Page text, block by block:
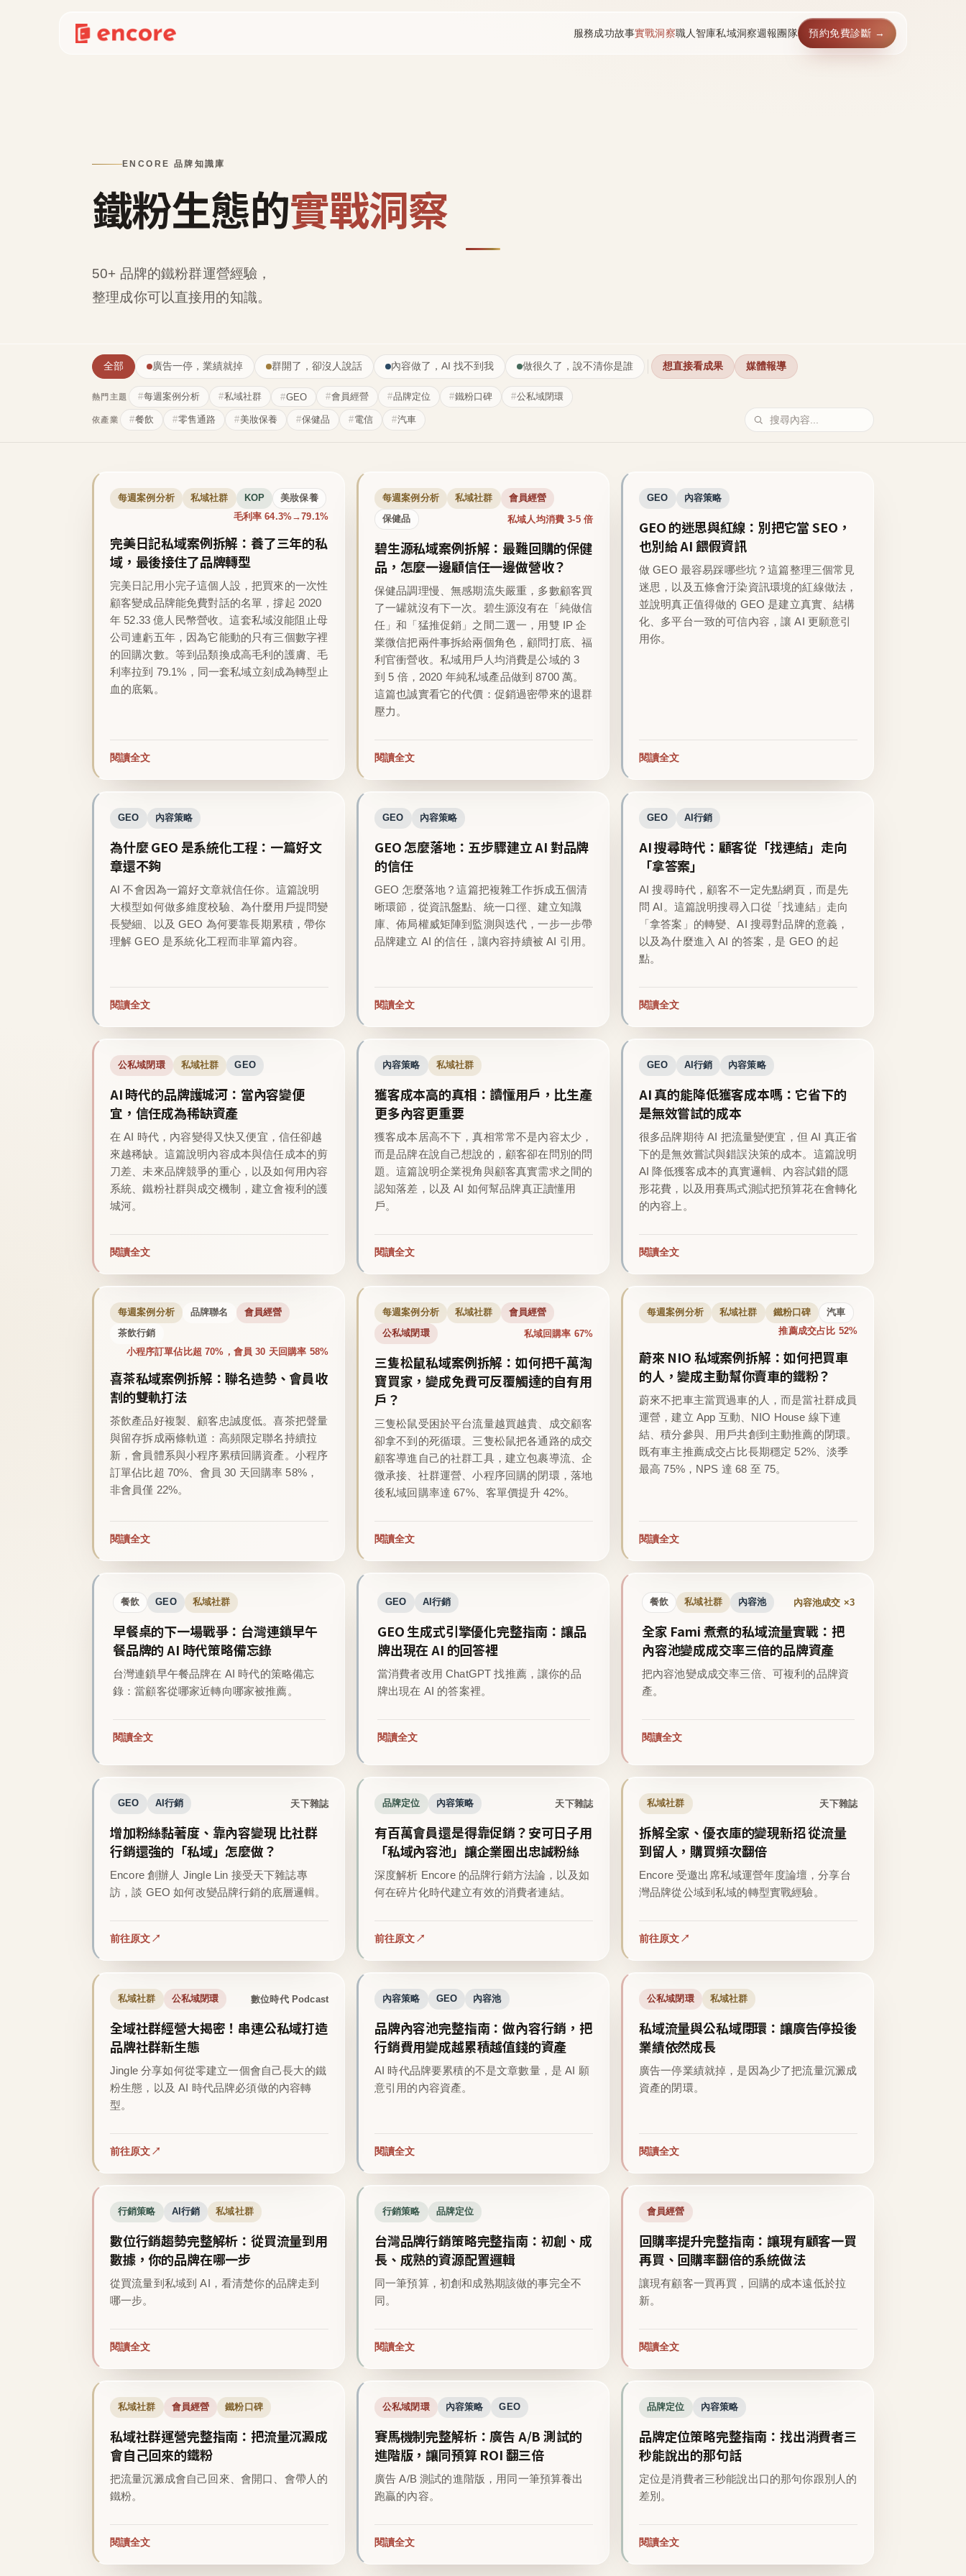
服務成功故事實戰洞察職人智庫私域洞察週報團隊 預約免費診斷 →
ENCORE 品牌知識庫
鐵粉生態的實戰洞察
50+ 品牌的鐵粉群運營經驗，
整理成你可以直接用的知識。
全部 廣告一停，業績就掉 群開了，卻沒人說話 內容做了，AI 找不到我 做很久了，說不清你是誰 想直接看成果 媒體報導
熱門主題 每週案例分析 私域社群 GEO 會員經營 品牌定位 鐵粉口碑 公私域閉環
依產業 餐飲 零售通路 美妝保養 保健品 電信 汽車
每週案例分析 私域社群 KOP 美妝保養
毛利率 64.3%→79.1%
完美日記私域案例拆解：養了三年的私
域，最後接住了品牌轉型
完美日記用小完子這個人設，把買來的一次性
顧客變成品牌能免費對話的名單，撐起 2020
年 52.33 億人民幣營收。這套私域沒能阻止母
公司連虧五年，因為它能動的只有三個數字裡
的回購次數。等到品類換成高毛利的護膚、毛
利率拉到 79.1%，同一套私域立刻成為轉型止
血的底氣。
閱讀全文
每週案例分析 私域社群 會員經營
保健品 私域人均消費 3-5 倍
碧生源私域案例拆解：最難回購的保健
品，怎麼一邊顧信任一邊做營收？
保健品調理慢、無感期流失嚴重，多數顧客買
了一罐就沒有下一次。碧生源沒有在「純做信
任」和「猛推促銷」之間二選一，用雙 IP 企
業微信把兩件事拆給兩個角色，顧問打底、福
利官衝營收。私域用戶人均消費是公域的 3
到 5 倍，2020 年純私域產品做到 8700 萬。
這篇也誠實看它的代價：促銷過密帶來的退群
壓力。
閱讀全文
GEO 內容策略
GEO 的迷思與紅線：別把它當 SEO，
也別給 AI 餵假資訊
做 GEO 最容易踩哪些坑？這篇整理三個常見
迷思，以及五條會汙染資訊環境的紅線做法，
並說明真正值得做的 GEO 是建立真實、結構
化、多平台一致的可信內容，讓 AI 更願意引
用你。
閱讀全文
GEO 內容策略
為什麼 GEO 是系統化工程：一篇好文
章還不夠
AI 不會因為一篇好文章就信任你。這篇說明
大模型如何做多維度校驗、為什麼用戶提問變
長變細、以及 GEO 為何要靠長期累積，帶你
理解 GEO 是系統化工程而非單篇內容。
閱讀全文
GEO 內容策略
GEO 怎麼落地：五步驟建立 AI 對品牌
的信任
GEO 怎麼落地？這篇把複雜工作拆成五個清
晰環節，從資訊盤點、統一口徑、建立知識
庫、佈局權威矩陣到監測與迭代，一步一步帶
品牌建立 AI 的信任，讓內容持續被 AI 引用。
閱讀全文
GEO AI行銷
AI 搜尋時代：顧客從「找連結」走向
「拿答案」
AI 搜尋時代，顧客不一定先點網頁，而是先
問 AI。這篇說明搜尋入口從「找連結」走向
「拿答案」的轉變、AI 搜尋對品牌的意義，
以及為什麼進入 AI 的答案，是 GEO 的起
點。
閱讀全文
公私域閉環 私域社群 GEO
AI 時代的品牌護城河：當內容變便
宜，信任成為稀缺資產
在 AI 時代，內容變得又快又便宜，信任卻越
來越稀缺。這篇說明內容成本與信任成本的剪
刀差、未來品牌競爭的重心，以及如何用內容
系統、鐵粉社群與成交機制，建立會複利的護
城河。
閱讀全文
內容策略 私域社群
獲客成本高的真相：讀懂用戶，比生產
更多內容更重要
獲客成本居高不下，真相常常不是內容太少，
而是品牌在說自己想說的，顧客卻在問別的問
題。這篇說明企業視角與顧客真實需求之間的
認知落差，以及 AI 如何幫品牌真正讀懂用
戶。
閱讀全文
GEO AI行銷 內容策略
AI 真的能降低獲客成本嗎：它省下的
是無效嘗試的成本
很多品牌期待 AI 把流量變便宜，但 AI 真正省
下的是無效嘗試與錯誤決策的成本。這篇說明
AI 降低獲客成本的真實邏輯、內容試錯的隱
形花費，以及用賽馬式測試把預算花在會轉化
的內容上。
閱讀全文
每週案例分析 品牌聯名 會員經營
茶飲行銷
小程序訂單佔比超 70%，會員 30 天回購率 58%
喜茶私域案例拆解：聯名造勢、會員收
割的雙軌打法
茶飲產品好複製、顧客忠誠度低。喜茶把聲量
與留存拆成兩條軌道：高頻限定聯名持續拉
新，會員體系與小程序累積回購資產。小程序
訂單佔比超 70%、會員 30 天回購率 58%，
非會員僅 22%。
閱讀全文
每週案例分析 私域社群 會員經營
公私域閉環 私域回購率 67%
三隻松鼠私域案例拆解：如何把千萬淘
寶買家，變成免費可反覆觸達的自有用
戶？
三隻松鼠受困於平台流量越買越貴、成交顧客
卻拿不到的死循環。三隻松鼠把各通路的成交
顧客導進自己的社群工具，建立包裹導流、企
微承接、社群運營、小程序回購的閉環，落地
後私域回購率達 67%、客單價提升 42%。
閱讀全文
每週案例分析 私域社群 鐵粉口碑 汽車
推薦成交占比 52%
蔚來 NIO 私域案例拆解：如何把買車
的人，變成主動幫你賣車的鐵粉？
蔚來不把車主當買過車的人，而是當社群成員
運營，建立 App 互動、NIO House 線下連
結、積分參與、用戶共創到主動推薦的閉環。
既有車主推薦成交占比長期穩定 52%、淡季
最高 75%，NPS 達 68 至 75。
閱讀全文
餐飲 GEO 私域社群
早餐桌的下一場戰爭：台灣連鎖早午
餐品牌的 AI 時代策略備忘錄
台灣連鎖早午餐品牌在 AI 時代的策略備忘
錄：當顧客從哪家近轉向哪家被推薦。
閱讀全文
GEO AI行銷
GEO 生成式引擎優化完整指南：讓品
牌出現在 AI 的回答裡
當消費者改用 ChatGPT 找推薦，讓你的品
牌出現在 AI 的答案裡。
閱讀全文
餐飲 私域社群 內容池 內容池成交 ×3
全家 Fami 煮煮的私域流量實戰：把
內容池變成成交率三倍的品牌資產
把內容池變成成交率三倍、可複利的品牌資
產。
閱讀全文
GEO AI行銷 天下雜誌
增加粉絲黏著度、靠內容變現 比社群
行銷還強的「私域」怎麼做？
Encore 創辦人 Jingle Lin 接受天下雜誌專
訪，談 GEO 如何改變品牌行銷的底層邏輯。
前往原文
品牌定位 內容策略 天下雜誌
有百萬會員還是得靠促銷？安可日子用
「私域內容池」讓企業圈出忠誠粉絲
深度解析 Encore 的品牌行銷方法論，以及如
何在碎片化時代建立有效的消費者連結。
前往原文
私域社群 天下雜誌
拆解全家、優衣庫的變現新招 從流量
到留人，購買頻次翻倍
Encore 受邀出席私域運營年度論壇，分享台
灣品牌從公域到私域的轉型實戰經驗。
前往原文
私域社群 公私域閉環 數位時代 Podcast
全域社群經營大揭密！串連公私域打造
品牌社群新生態
Jingle 分享如何從零建立一個會自己長大的鐵
粉生態，以及 AI 時代品牌必須做的內容轉
型。
前往原文
內容策略 GEO 內容池
品牌內容池完整指南：做內容行銷，把
行銷費用變成越累積越值錢的資產
AI 時代品牌要累積的不是文章數量，是 AI 願
意引用的內容資產。
閱讀全文
公私域閉環 私域社群
私域流量與公私域閉環：讓廣告停投後
業績依然成長
廣告一停業績就掉，是因為少了把流量沉澱成
資產的閉環。
閱讀全文
行銷策略 AI行銷 私域社群
數位行銷趨勢完整解析：從買流量到用
數據，你的品牌在哪一步
從買流量到私域到 AI，看清楚你的品牌走到
哪一步。
閱讀全文
行銷策略 品牌定位
台灣品牌行銷策略完整指南：初創、成
長、成熟的資源配置邏輯
同一筆預算，初創和成熟期該做的事完全不
同。
閱讀全文
會員經營
回購率提升完整指南：讓現有顧客一買
再買、回購率翻倍的系統做法
讓現有顧客一買再買，回購的成本遠低於拉
新。
閱讀全文
私域社群 會員經營 鐵粉口碑
私域社群運營完整指南：把流量沉澱成
會自己回來的鐵粉
把流量沉澱成會自己回來、會開口、會帶人的
鐵粉。
閱讀全文
公私域閉環 內容策略 GEO
賽馬機制完整解析：廣告 A/B 測試的
進階版，讓同預算 ROI 翻三倍
廣告 A/B 測試的進階版，用同一筆預算養出
跑贏的內容。
閱讀全文
品牌定位 內容策略
品牌定位策略完整指南：找出消費者三
秒能說出的那句話
定位是消費者三秒能說出口的那句你跟別人的
差別。
閱讀全文